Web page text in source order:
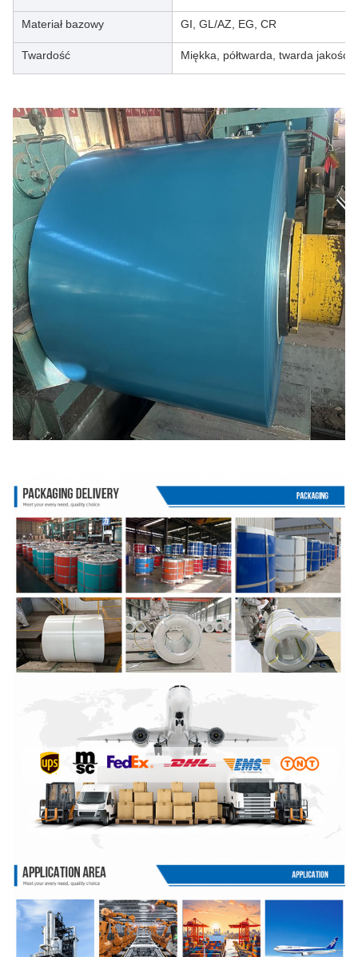
Materiał bazowy GI, GL/AZ, EG, CR
Twardość Miękka, półtwarda, twarda jakość